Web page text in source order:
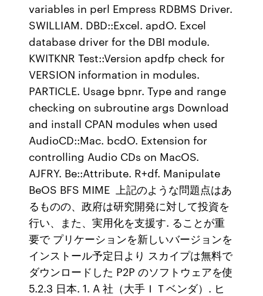
variables in perl Empress RDBMS Driver.
SWILLIAM. DBD::Excel. apdO. Excel
database driver for the DBI module.
KWITKNR Test::Version apdfp check for
VERSION information in modules.
PARTICLE. Usage bpnr. Type and range
checking on subroutine args Download
and install CPAN modules when used
AudioCD::Mac. bcdO. Extension for
controlling Audio CDs on MacOS.
AJFRY. Be::Attribute. R+df. Manipulate
BeOS BFS MIME 上記のような問題点はあ
るものの、政府は研究開発に対して投資を
行い、また、実用化を支援す. ることが重
要で プリケーションを新しいバージョンを
インストール予定日より スカイプは無料で
ダウンロードした P2P のソフトウェアを使
5.2.3 日本. 1. A 社（大手ＩＴベンダ）. ヒ